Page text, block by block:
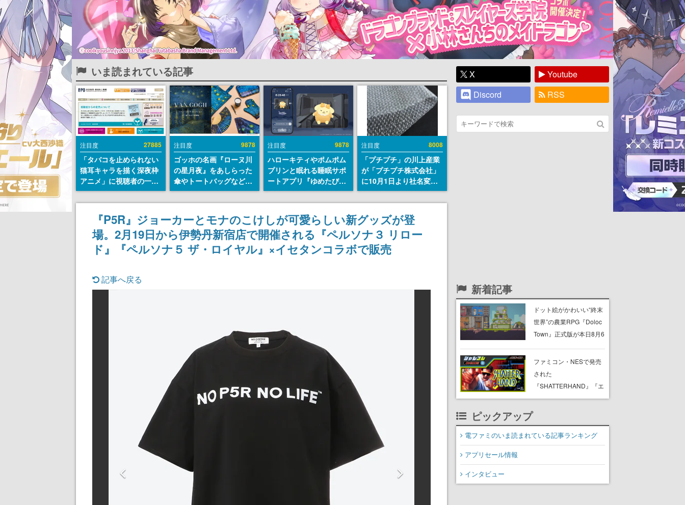
いま読まれている記事
注目度 27885
「タバコを止められない
猫耳キャラを描く深夜枠
アニメ」に視聴者の一部
から批判意見。違法薬物
の使用と思しき描写も含
めて、BPOが議論を交わ
注目度 9878
ゴッホの名画『ローヌ川
の星月夜』をあしらった
傘やトートバッグなどが
登場。8月7日21時より2
日間限定で予約販売
注目度 9878
ハローキティやポムポム
プリンと眠れる睡眠サポ
ートアプリ『ゆめたび』
が配信中。キャラごとの
ASMRや目覚ましアラー
ムも搭載
注目度 8008
「プチプチ」の川上産業
が「プチプチ株式会社」
に10月1日より社名変更
へ。創業58年で初めての
変更で、“プチッ”と鳴る
おなじみの緩衝材が会社
の名前に
『P5R』ジョーカーとモナのこけしが可愛らしい新グッズが登
場。2月19日から伊勢丹新宿店で開催される『ペルソナ３ リロー
ド』『ペルソナ５ ザ・ロイヤル』×イセタンコラボで販売
記事へ戻る
X
Youtube
Discord
RSS
新着記事
ドット絵がかわいい“終末
世界”の農業RPG『Doloc
Town』正式版が本日8月6
農業で少しずつ再生させ
つつ、建築・釣り・畜
産・冒険も楽しめる
ファミコン・NESで発売
された
『SHATTERHAND』『エ
スパ冒険隊 魔王の砦』
Nintendo Switchで復刻。
「ジャレコレ」シリーズ
ピックアップ
電ファミのいま読まれている記事ランキング
アプリセール情報
インタビュー